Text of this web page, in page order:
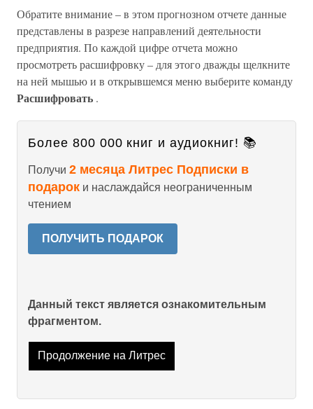
Обратите внимание – в этом прогнозном отчете данные
представлены в разрезе направлений деятельности
предприятия. По каждой цифре отчета можно
просмотреть расшифровку – для этого дважды щелкните
на ней мышью и в открывшемся меню выберите команду
Расшифровать .
Более 800 000 книг и аудиокниг! 📚
Получи 2 месяца Литрес Подписки в
подарок и наслаждайся неограниченным
чтением
ПОЛУЧИТЬ ПОДАРОК
Данный текст является ознакомительным
фрагментом.
Продолжение на Литрес